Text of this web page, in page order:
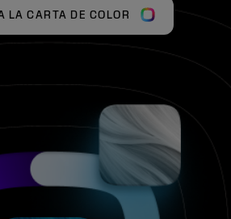
LA CARTA DE COLOR